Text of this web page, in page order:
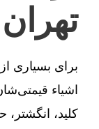
تهران
برای بسیاری از
اشیاء
کلید،